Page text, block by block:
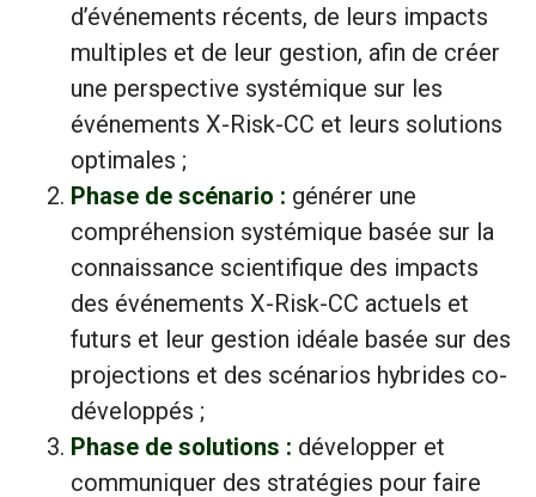
d’événements récents, de leurs impacts
multiples et de leur gestion, afin de créer
une perspective systémique sur les
événements X-Risk-CC et leurs solutions
optimales ;
Phase de scénario : générer une
compréhension systémique basée sur la
connaissance scientifique des impacts
des événements X-Risk-CC actuels et
futurs et leur gestion idéale basée sur des
projections et des scénarios hybrides co-
développés ;
Phase de solutions : développer et
communiquer des stratégies pour faire